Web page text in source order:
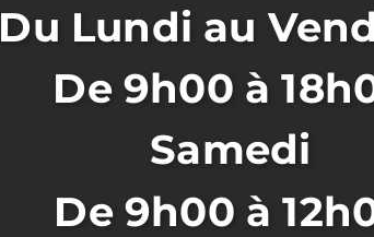
Du Lundi au
De 9h00 à
Samedi
De 9h00 à